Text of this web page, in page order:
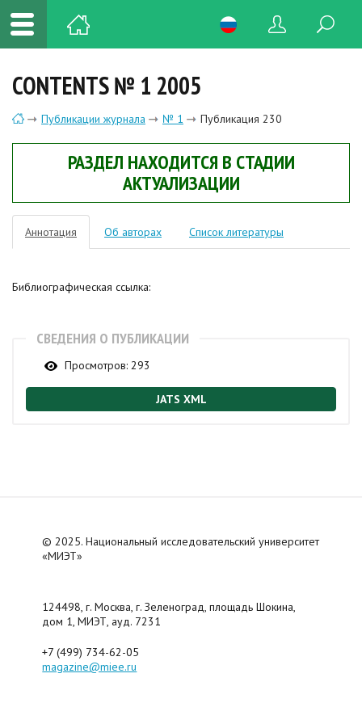
CONTENTS № 1 2005
Публикации журнала № 1 Публикация 230
РАЗДЕЛ НАХОДИТСЯ В СТАДИИ
АКТУАЛИЗАЦИИ
Аннотация Об авторах Список литературы
Библиографическая ссылка:
СВЕДЕНИЯ О ПУБЛИКАЦИИ
Просмотров: 293
JATS XML
© 2025. Национальный исследовательский университет
«МИЭТ»
124498, г. Москва, г. Зеленоград, площадь Шокина,
дом 1, МИЭТ, ауд. 7231
+7 (499) 734-62-05
magazine@miee.ru